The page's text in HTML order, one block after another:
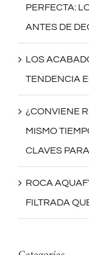
PERFECTA:
ANTES DE
LOS
TENDENCIA
¿CONVIENE
MISMO
CLAVES
ROCA
FILTRADA